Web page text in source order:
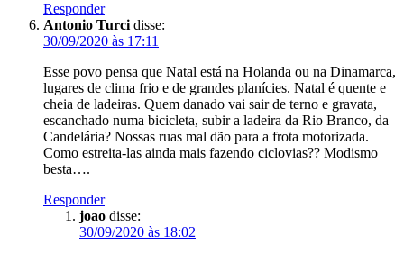
Responder
Antonio Turci disse:
30/09/2020 às 17:11
Esse povo pensa que Natal está na Holanda ou na Dinamarca,
lugares de clima frio e de grandes planícies. Natal é quente e
cheia de ladeiras. Quem danado vai sair de terno e gravata,
escanchado numa bicicleta, subir a ladeira da Rio Branco, da
Candelária? Nossas ruas mal dão para a frota motorizada.
Como estreita-las ainda mais fazendo ciclovias?? Modismo
besta….
Responder
joao disse:
30/09/2020 às 18:02